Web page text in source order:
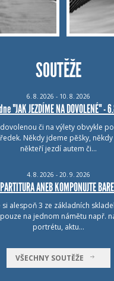
SOUTĚŽE
6. 8. 2026 - 10. 8. 2026
"JAK JEZDÍME NA DOVOLENÉ" -
či na výlety obvykle
Někdy jdeme pěšky,
někteří jezdí autem či…
4. 8. 2026 - 20. 9. 2026
ANEB KOMPONUJTE
si alespoň 3 ze základních
na jednom námětu např.
portrétu, aktu…
VŠECHNY SOUTĚŽE